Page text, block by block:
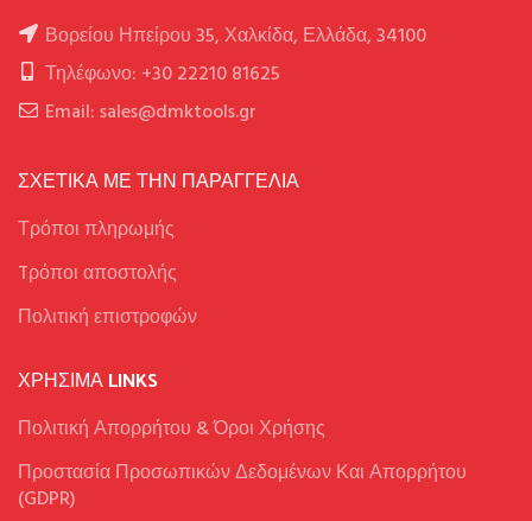
Βορείου Ηπείρου 35, Χαλκίδα, Ελλάδα, 34100
Τηλέφωνο: +30 22210 81625
Email: sales@dmktools.gr
ΣΧΕΤΙΚΑ ΜΕ ΤΗΝ ΠΑΡΑΓΓΕΛΙΑ
Τρόποι πληρωμής
Tρόποι αποστολής
Πολιτική επιστροφών
ΧΡΉΣΙΜΑ LINKS
Πολιτική Απορρήτου & Όροι Χρήσης
Προστασία Προσωπικών Δεδομένων Και Απορρήτου
(GDPR)